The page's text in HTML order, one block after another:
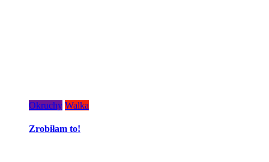
Okruchy Walka
Zrobiłam to!